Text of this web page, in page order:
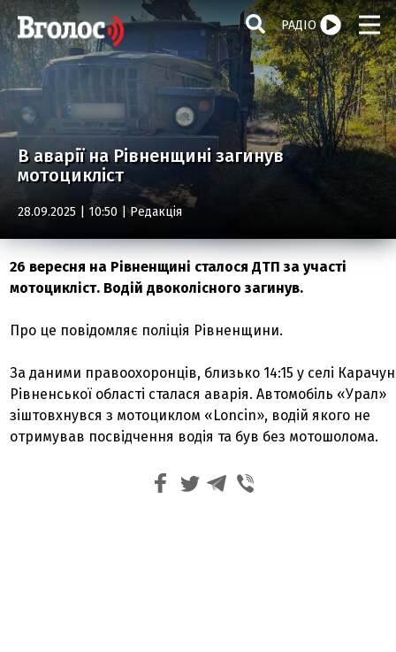
РАДІО
В аварії на Рівненщині загинув
мотоцикліст
28.09.2025 | 10:50 |Редакція
26 вересня на Рівненщині сталося ДТП за участі
мотоцикліст. Водій двоколісного загинув.
Про це повідомляє поліція Рівненщини.
За даними правоохоронців, близько 14:15 у селі Карачун
Рівненської області сталася аварія. Автомобіль «Урал»
зіштовхнувся з мотоциклом «Loncin», водій якого не
отримував посвідчення водія та був без мотошолома.